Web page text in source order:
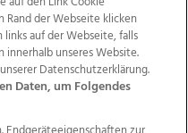
Kontakt
Jobs
AGB Anzeigekunden
Politische Werbung
der Webseite klicken
auf der Webseite, falls
unseres Website.
Datenschutzerklärung.
Daten, um Folgendes